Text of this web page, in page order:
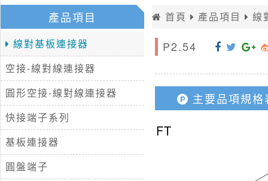
產品項目
線對基板連接器
空接-線對線連接器
圓形空接-線對線連接器
快接端子系列
基板連接器
圓盤端子
首頁 產品項目 線
P2.54
主要品項規格
FT